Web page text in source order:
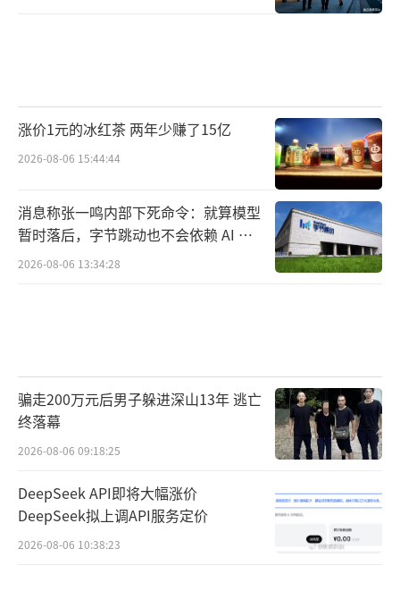
涨价1元的冰红茶 两年少赚了15亿
2026-08-06 15:44:44
消息称张一鸣内部下死命令：就算模型
暂时落后，字节跳动也不会依赖 AI 蒸
馏技术
2026-08-06 13:34:28
骗走200万元后男子躲进深山13年 逃亡
终落幕
2026-08-06 09:18:25
DeepSeek API即将大幅涨价
DeepSeek拟上调API服务定价
2026-08-06 10:38:23